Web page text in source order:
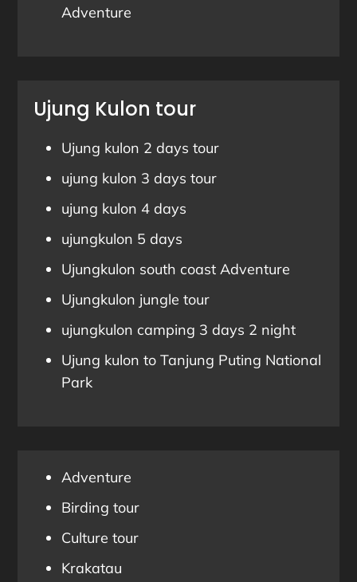
Adventure
Ujung Kulon tour
Ujung kulon 2 days tour
ujung kulon 3 days tour
ujung kulon 4 days
ujungkulon 5 days
Ujungkulon south coast Adventure
Ujungkulon jungle tour
ujungkulon camping 3 days 2 night
Ujung kulon to Tanjung Puting National
Park
Adventure
Birding tour
Culture tour
Krakatau